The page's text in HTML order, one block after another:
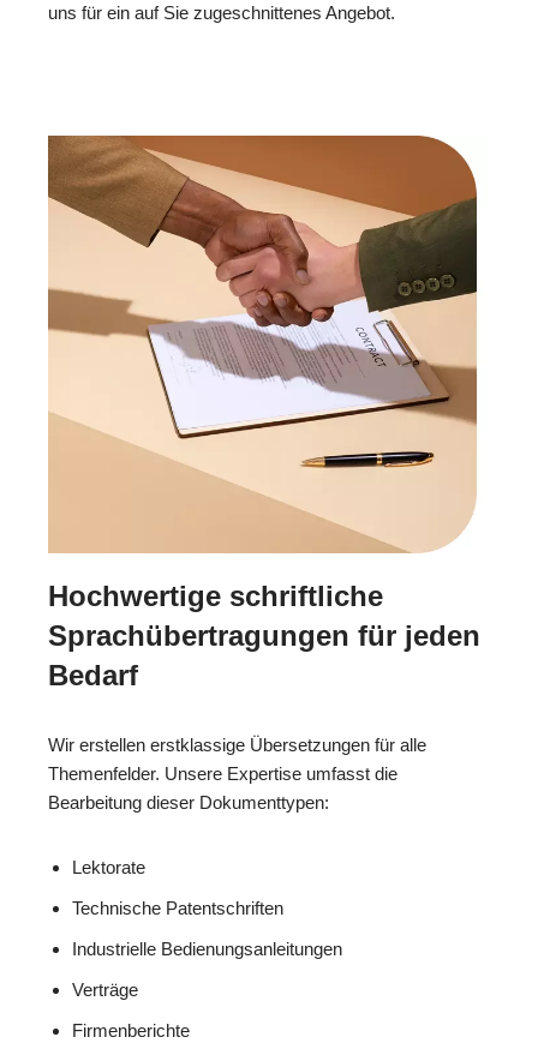
uns für ein auf Sie zugeschnittenes Angebot.
Hochwertige schriftliche
Sprachübertragungen für jeden
Bedarf
Wir erstellen erstklassige Übersetzungen für alle
Themenfelder. Unsere Expertise umfasst die
Bearbeitung dieser Dokumenttypen:
Lektorate
Technische Patentschriften
Industrielle Bedienungsanleitungen
Verträge
Firmenberichte